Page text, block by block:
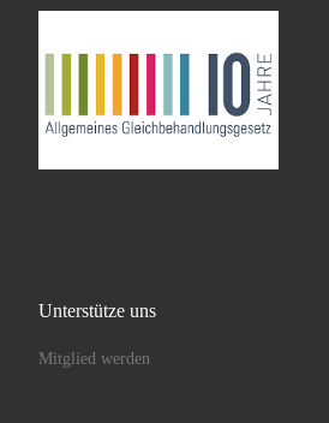
Unterstütze uns
Mitglied werden